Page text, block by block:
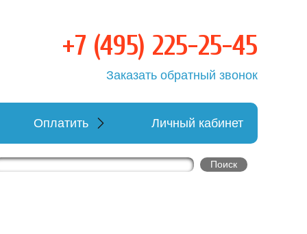
+7 (495) 225-25-45
Заказать обратный звонок
Оплатить Личный кабинет